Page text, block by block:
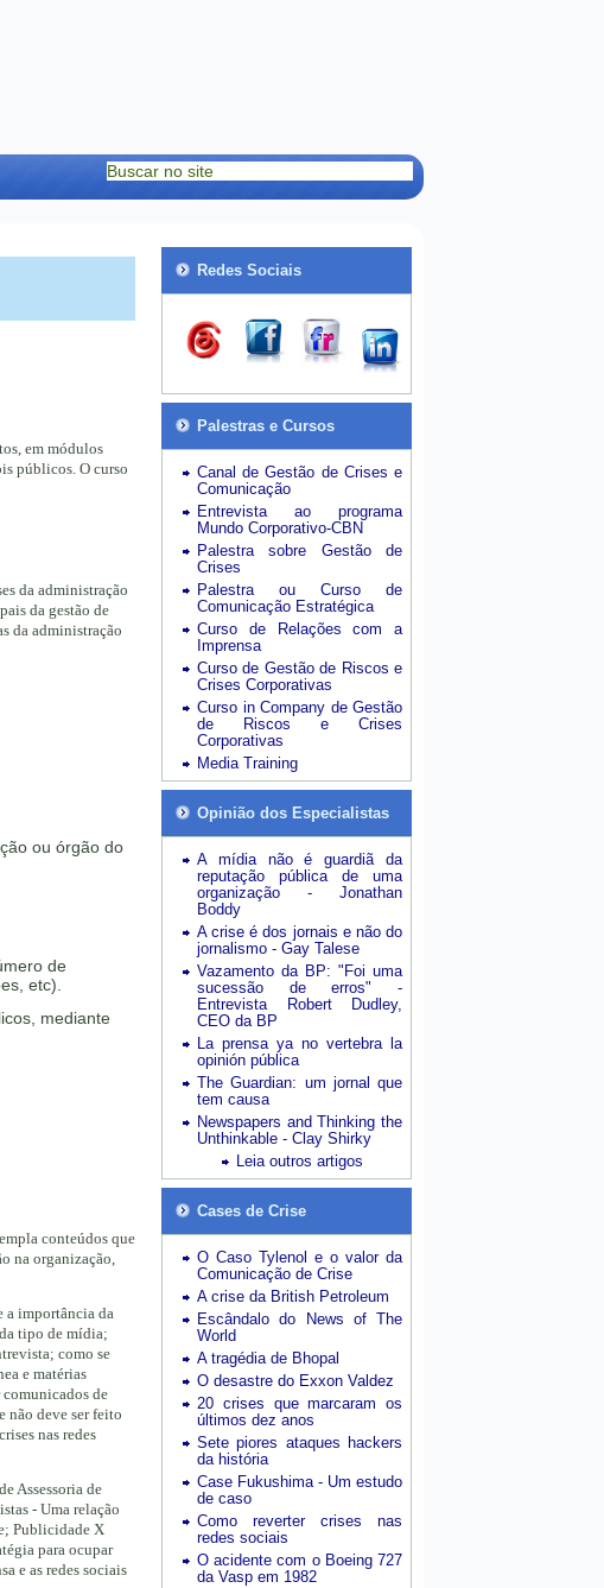
em módulos
públicos. O curso
da administração
da gestão de
da administração
ou órgão do
de
etc).
mediante
conteúdos que
na organização,
a importância da
tipo de mídia;
como se
e matérias
de
não deve ser feito
nas redes
Assessoria de
- Uma relação
Publicidade X
para ocupar
e as redes sociais
Redes Sociais
Palestras e Cursos
Canal de Gestão de Crises e
Comunicação
Entrevista ao programa
Mundo Corporativo-CBN
Palestra sobre Gestão de
Crises
Palestra ou Curso de
Comunicação Estratégica
Curso de Relações com a
Imprensa
Curso de Gestão de Riscos e
Crises Corporativas
Curso in Company de Gestão
de Riscos e Crises
Corporativas
Media Training
Opinião dos Especialistas
A mídia não é guardiã da
reputação pública de uma
organização - Jonathan
Boddy
A crise é dos jornais e não do
jornalismo - Gay Talese
Vazamento da BP: "Foi uma
sucessão de erros" -
Entrevista Robert Dudley,
CEO da BP
La prensa ya no vertebra la
opinión pública
The Guardian: um jornal que
tem causa
Newspapers and Thinking the
Unthinkable - Clay Shirky
Leia outros artigos
Cases de Crise
O Caso Tylenol e o valor da
Comunicação de Crise
A crise da British Petroleum
Escândalo do News of The
World
A tragédia de Bhopal
O desastre do Exxon Valdez
20 crises que marcaram os
últimos dez anos
Sete piores ataques hackers
da história
Case Fukushima - Um estudo
de caso
Como reverter crises nas
redes sociais
O acidente com o Boeing 727
da Vasp em 1982